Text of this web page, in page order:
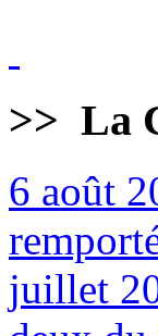
>> La
6 août
juillet